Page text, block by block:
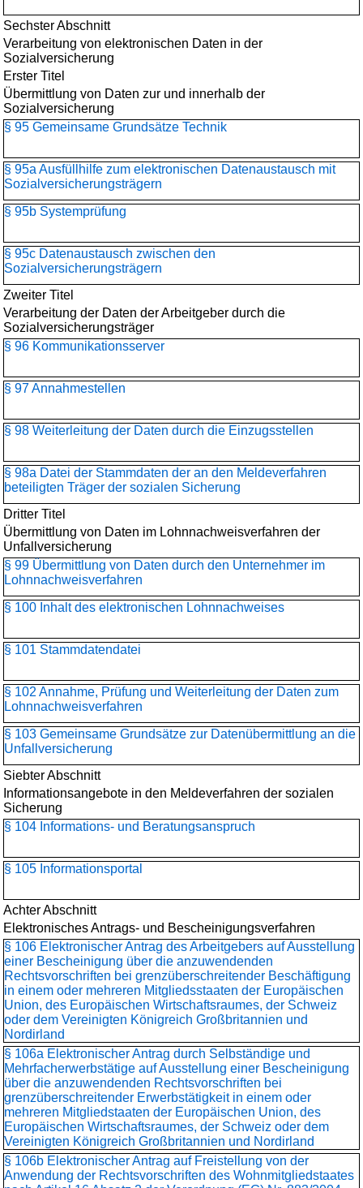
Sechster Abschnitt
Verarbeitung von elektronischen Daten in der
Sozialversicherung
Erster Titel
Übermittlung von Daten zur und innerhalb der
Sozialversicherung
§ 95 Gemeinsame Grundsätze Technik
§ 95a Ausfüllhilfe zum elektronischen Datenaustausch mit
Sozialversicherungsträgern
§ 95b Systemprüfung
§ 95c Datenaustausch zwischen den
Sozialversicherungsträgern
Zweiter Titel
Verarbeitung der Daten der Arbeitgeber durch die
Sozialversicherungsträger
§ 96 Kommunikationsserver
§ 97 Annahmestellen
§ 98 Weiterleitung der Daten durch die Einzugsstellen
§ 98a Datei der Stammdaten der an den Meldeverfahren
beteiligten Träger der sozialen Sicherung
Dritter Titel
Übermittlung von Daten im Lohnnachweisverfahren der
Unfallversicherung
§ 99 Übermittlung von Daten durch den Unternehmer im
Lohnnachweisverfahren
§ 100 Inhalt des elektronischen Lohnnachweises
§ 101 Stammdatendatei
§ 102 Annahme, Prüfung und Weiterleitung der Daten zum
Lohnnachweisverfahren
§ 103 Gemeinsame Grundsätze zur Datenübermittlung an die
Unfallversicherung
Siebter Abschnitt
Informationsangebote in den Meldeverfahren der sozialen
Sicherung
§ 104 Informations- und Beratungsanspruch
§ 105 Informationsportal
Achter Abschnitt
Elektronisches Antrags- und Bescheinigungsverfahren
§ 106 Elektronischer Antrag des Arbeitgebers auf Ausstellung
einer Bescheinigung über die anzuwendenden
Rechtsvorschriften bei grenzüberschreitender Beschäftigung
in einem oder mehreren Mitgliedsstaaten der Europäischen
Union, des Europäischen Wirtschaftsraumes, der Schweiz
oder dem Vereinigten Königreich Großbritannien und
Nordirland
§ 106a Elektronischer Antrag durch Selbständige und
Mehrfacherwerbstätige auf Ausstellung einer Bescheinigung
über die anzuwendenden Rechtsvorschriften bei
grenzüberschreitender Erwerbstätigkeit in einem oder
mehreren Mitgliedstaaten der Europäischen Union, des
Europäischen Wirtschaftsraumes, der Schweiz oder dem
Vereinigten Königreich Großbritannien und Nordirland
§ 106b Elektronischer Antrag auf Freistellung von der
Anwendung der Rechtsvorschriften des Wohnmitgliedstaates